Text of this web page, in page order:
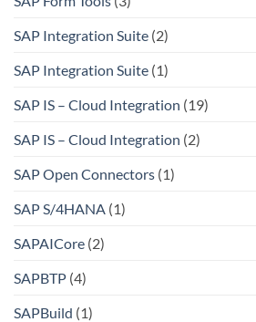
SAP Integration Suite (2)
SAP Integration Suite (1)
SAP IS – Cloud Integration (19)
SAP IS – Cloud Integration (2)
SAP Open Connectors (1)
SAP S/4HANA (1)
SAPAICore (2)
SAPBTP (4)
SAPBuild (1)